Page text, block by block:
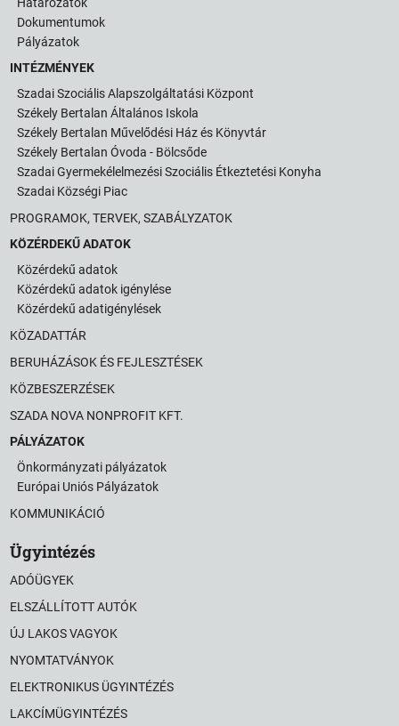
Dokumentumok
Pályázatok
INTÉZMÉNYEK
Szadai Szociális Alapszolgáltatási Központ
Székely Bertalan Általános Iskola
Székely Bertalan Művelődési Ház és Könyvtár
Székely Bertalan Óvoda - Bölcsőde
Szadai Gyermekélelmezési Szociális Étkeztetési Konyha
Szadai Községi Piac
PROGRAMOK, TERVEK, SZABÁLYZATOK
KÖZÉRDEKŰ ADATOK
Közérdekű adatok
Közérdekű adatok igénylése
Közérdekű adatigénylések
KÖZADATTÁR
BERUHÁZÁSOK ÉS FEJLESZTÉSEK
KÖZBESZERZÉSEK
SZADA NOVA NONPROFIT KFT.
PÁLYÁZATOK
Önkormányzati pályázatok
Európai Uniós Pályázatok
KOMMUNIKÁCIÓ
Ügyintézés
ADÓÜGYEK
ELSZÁLLÍTOTT AUTÓK
ÚJ LAKOS VAGYOK
NYOMTATVÁNYOK
ELEKTRONIKUS ÜGYINTÉZÉS
LAKCÍMÜGYINTÉZÉS